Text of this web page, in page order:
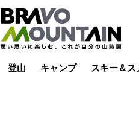
登山 キャンプ スキー＆ス